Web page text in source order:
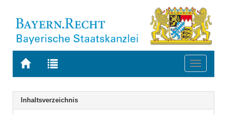
Zur
BAYERN.RECHT
Zur
letzten
Suche
Toggle
Navigation
Inhaltsverzeichnis